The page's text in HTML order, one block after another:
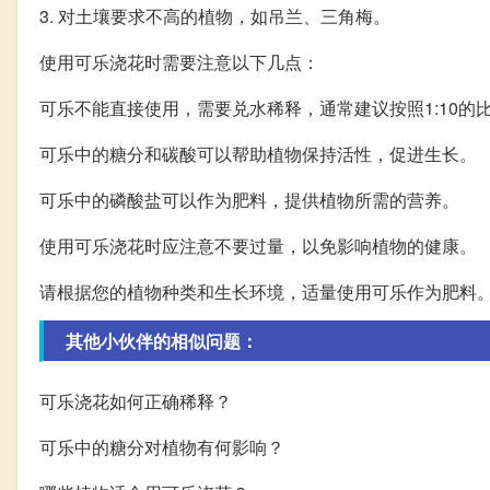
3. 对土壤要求不高的植物，如吊兰、三角梅。
使用可乐浇花时需要注意以下几点：
可乐不能直接使用，需要兑水稀释，通常建议按照1:10的
可乐中的糖分和碳酸可以帮助植物保持活性，促进生长。
可乐中的磷酸盐可以作为肥料，提供植物所需的营养。
使用可乐浇花时应注意不要过量，以免影响植物的健康。
请根据您的植物种类和生长环境，适量使用可乐作为肥料。
其他小伙伴的相似问题：
可乐浇花如何正确稀释？
可乐中的糖分对植物有何影响？